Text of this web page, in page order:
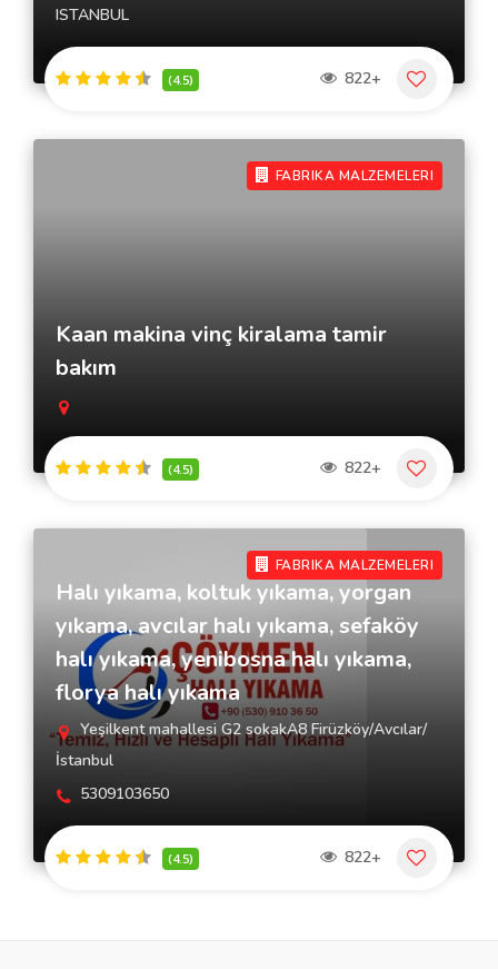
ISTANBUL
(4.5) 822+
FABRIKA MALZEMELERI
Kaan makina vinç kiralama tamir
bakım
(4.5) 822+
FABRIKA MALZEMELERI
Halı yıkama, koltuk yıkama, yorgan
yıkama, avcılar halı yıkama, sefaköy
halı yıkama, yenibosna halı yıkama,
florya halı yıkama
Yeşilkent mahallesi G2 sokakA8 Firüzköy/Avcılar/
İstanbul
5309103650
(4.5) 822+